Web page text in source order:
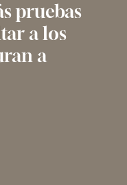
pruebas
a los
a